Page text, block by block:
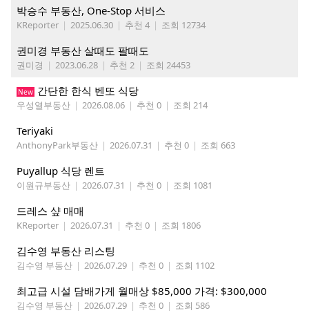
박승수 부동산, One-Stop 서비스
KReporter | 2025.06.30 | 추천 4 | 조회 12734
권미경 부동산 살때도 팔때도
권미경 | 2023.06.28 | 추천 2 | 조회 24453
New 간단한 한식 벤또 식당
우성열부동산 | 2026.08.06 | 추천 0 | 조회 214
Teriyaki
AnthonyPark부동산 | 2026.07.31 | 추천 0 | 조회 663
Puyallup 식당 렌트
이원규부동산 | 2026.07.31 | 추천 0 | 조회 1081
드레스 샾 매매
KReporter | 2026.07.31 | 추천 0 | 조회 1806
김수영 부동산 리스팅
김수영 부동산 | 2026.07.29 | 추천 0 | 조회 1102
최고급 시설 담배가게 월매상 $85,000 가격: $300,000
김수영 부동산 | 2026.07.29 | 추천 0 | 조회 586